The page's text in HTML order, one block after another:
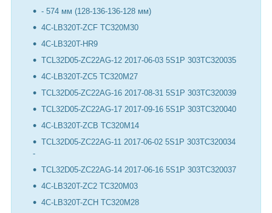
- 574 мм (128-136-136-128 мм)
4C-LB320T-ZCF TC320M30
4C-LB320T-HR9
TCL32D05-ZC22AG-12 2017-06-03 5S1P 303TC320035
4C-LB320T-ZC5 TC320M27
TCL32D05-ZC22AG-16 2017-08-31 5S1P 303TC320039
TCL32D05-ZC22AG-17 2017-09-16 5S1P 303TC320040
4C-LB320T-ZCB TC320M14
TCL32D05-ZC22AG-11 2017-06-02 5S1P 303TC320034
-
TCL32D05-ZC22AG-14 2017-06-16 5S1P 303TC320037
4C-LB320T-ZC2 TC320M03
4C-LB320T-ZCH TC320M28